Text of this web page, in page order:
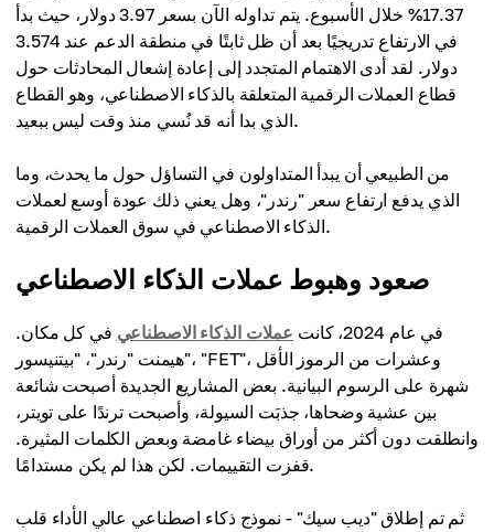
17.37% خلال الأسبوع. يتم تداوله الآن بسعر 3.97 دولار، حيث بدأ
في الارتفاع تدريجيًا بعد أن ظل ثابتًا في منطقة الدعم عند 3.574
دولار. لقد أدى الاهتمام المتجدد إلى إعادة إشعال المحادثات حول
قطاع العملات الرقمية المتعلقة بالذكاء الاصطناعي، وهو القطاع
الذي بدا أنه قد نُسي منذ وقت ليس ببعيد.
من الطبيعي أن يبدأ المتداولون في التساؤل حول ما يحدث، وما
الذي يدفع ارتفاع سعر "رندر"، وهل يعني ذلك عودة أوسع لعملات
الذكاء الاصطناعي في سوق العملات الرقمية.
صعود وهبوط عملات الذكاء الاصطناعي
في عام 2024، كانت عملات الذكاء الاصطناعي في كل مكان.
هيمنت "رندر"، "بيتنيسور"، "FET"، وعشرات من الرموز الأقل
شهرة على الرسوم البيانية. بعض المشاريع الجديدة أصبحت شائعة
بين عشية وضحاها، جذبَت السيولة، وأصبحت ترندًا على تويتر،
وانطلقت دون أكثر من أوراق بيضاء غامضة وبعض الكلمات المثيرة.
قفزت التقييمات. لكن هذا لم يكن مستدامًا.
ثم تم إطلاق "ديب سيك" - نموذج ذكاء اصطناعي عالي الأداء قلب